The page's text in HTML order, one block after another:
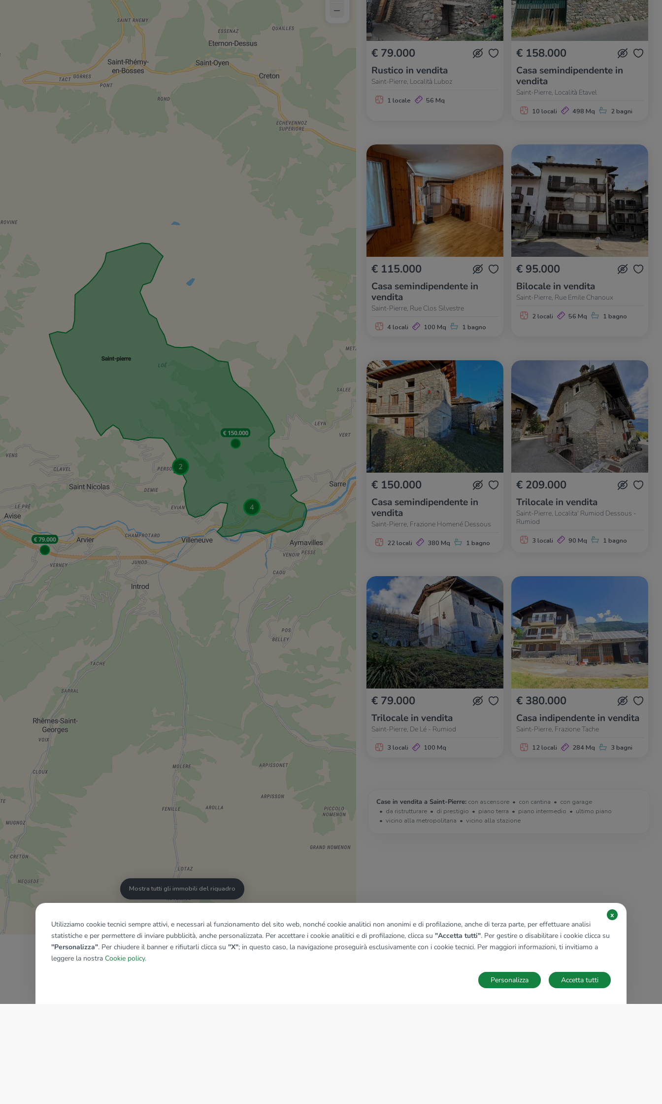
€ 79.000
Rustico in vendita
Saint-Pierre, Località Luboz
1 locale 56 Mq
€ 158.000
Casa semindipendente in
vendita
Saint-Pierre, Località Etavel
10 locali 498 Mq 2 bagni
€ 115.000
Casa semindipendente in
vendita
Saint-Pierre, Rue Clos Silvestre
4 locali 100 Mq 1 bagno
€ 95.000
Bilocale in vendita
Saint-Pierre, Rue Emile Chanoux
2 locali 56 Mq 1 bagno
€ 150.000
Casa semindipendente in
vendita
Saint-Pierre, Frazione Homené Dessous
22 locali 380 Mq 1 bagno
€ 209.000
Trilocale in vendita
Saint-Pierre, Localita' Rumiod Dessous -
Rumiod
3 locali 90 Mq 1 bagno
€ 79.000
Trilocale in vendita
Saint-Pierre, De Lé - Rumiod
3 locali 100 Mq
€ 380.000
Casa indipendente in vendita
Saint-Pierre, Frazione Tache
12 locali 284 Mq 3 bagni
Case in vendita a Saint-Pierre: con ascensore con cantina
con garage
da ristrutturare
di prestigio piano terra piano intermedio
ultimo piano
vicino alla metropolitana
vicino alla stazione
© OpenMapTiles| © OpenStreetMap contributors
–
Mostra tutti gli immobili del riquadro
Utilizziamo cookie tecnici sempre attivi, e necessari al funzionamento del sito web, nonché cookie analitici non anonimi e di profilazione, anche di terza parte, per effettuare analisi
statistiche e per permettere di inviare pubblicità, anche personalizzata. Per accettare i cookie analitici e di profilazione, clicca su "Accetta tutti". Per gestire o disabilitare i cookie clicca su
"Personalizza". Per chiudere il banner e rifiutarli clicca su "X"; in questo caso, la navigazione proseguirà esclusivamente con i cookie tecnici. Per maggiori informazioni, ti invitiamo a
leggere la nostra Cookie policy.
x
Accetta tutti
Personalizza